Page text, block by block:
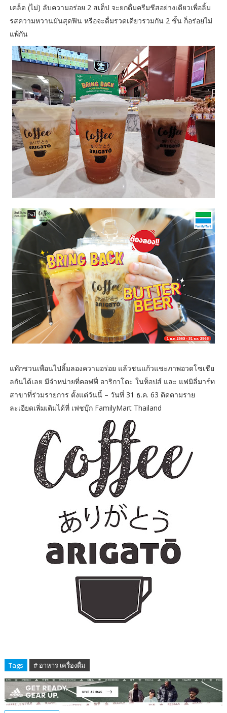
เคล็ด (ไม่) ลับความอร่อย 2 สเต็ป จะยกดื่มครีมชีสอย่างเดียวเพื่อลิ้ม
รสความหวานมันสุดฟิน หรือจะดื่มรวดเดียวรวมกัน 2 ชั้น ก็อร่อยไม่
แพ้กัน
แท๊กชวนเพื่อนไปลิ้มลองความอร่อย แล้วชนแก้วแชะภาพอวดโซเชีย
ลกันได้เลย มีจำหน่ายที่คอฟฟี่ อาริกาโตะ ในท็อปส์ และ แฟมิลี่มาร์ท
สาขาที่ร่วมรายการ ตั้งแต่วันนี้ – วันที่ 31 ธ.ค. 63 ติดตามราย
ละเอียดเพิ่มเติมได้ที่ เฟชบุ๊ก FamilyMart Thailand
Tags # อาหาร เครื่องดื่ม